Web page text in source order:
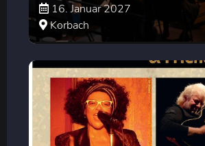
16. Januar 2027
Korbach